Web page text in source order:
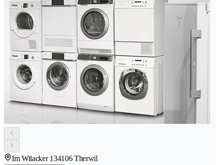
Im Wilacker 134106 Therwil